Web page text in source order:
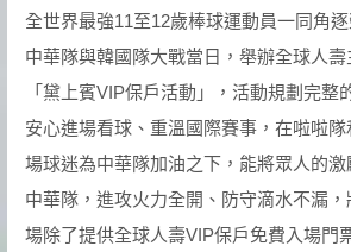
全世界最強11至12歲棒球運動員一同角
中華隊與韓國隊大戰當日，舉辦全球人
「黛上賓VIP保戶活動」，活動規劃完整
安心進場看球、重溫國際賽事，在啦啦
場球迷為中華隊加油之下，能將眾人的
中華隊，進攻火力全開、防守滴水不漏
場除了提供全球人壽VIP保戶免費入場門